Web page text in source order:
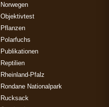
Norwegen
Objektivtest
Pflanzen
Polarfuchs
Publikationen
Reptilien
Rheinland-Pfalz
Rondane Nationalpark
Rucksack